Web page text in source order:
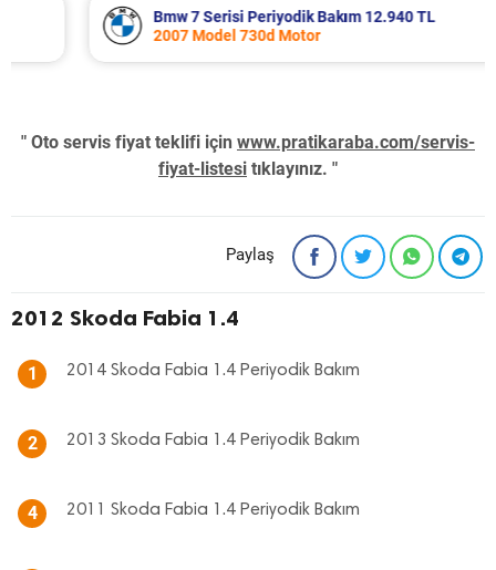
Bmw 7 Serisi Periyodik Bakım 12.940 TL
2007 Model 730d Motor
" Oto servis fiyat teklifi için www.pratikaraba.com/servis-
fiyat-listesi tıklayınız. "
Paylaş
2012 Skoda Fabia 1.4
1 2014 Skoda Fabia 1.4 Periyodik Bakım
2 2013 Skoda Fabia 1.4 Periyodik Bakım
4 2011 Skoda Fabia 1.4 Periyodik Bakım